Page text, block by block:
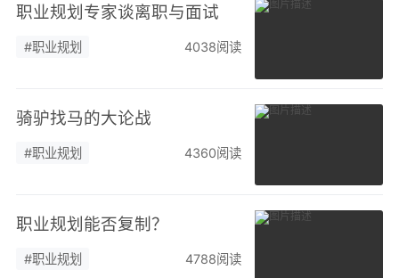
职业规划专家谈离职与面试
#职业规划 4038阅读
骑驴找马的大论战
#职业规划 4360阅读
职业规划能否复制？
#职业规划 4788阅读